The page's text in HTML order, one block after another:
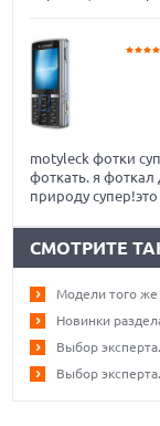
motyleck фотки
фоткать. я
природу
СМОТРИТЕ
Модели того
Новинки
Выбор
Выбор